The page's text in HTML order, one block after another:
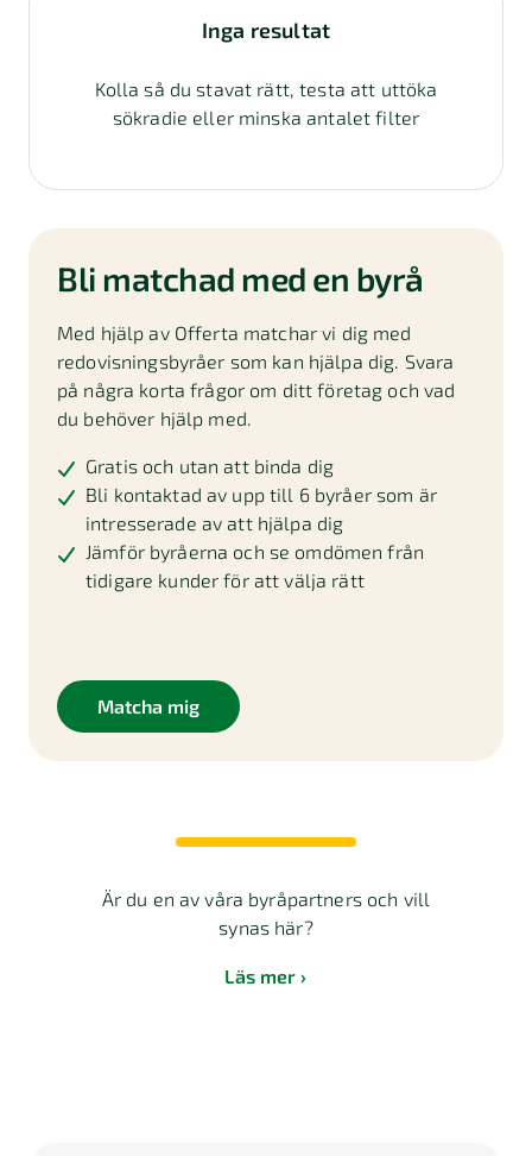
Inga resultat
Kolla så du stavat rätt, testa att uttöka
sökradie eller minska antalet filter
Bli matchad med en byrå
Med hjälp av Offerta matchar vi dig med
redovisningsbyråer som kan hjälpa dig. Svara
på några korta frågor om ditt företag och vad
du behöver hjälp med.
Gratis och utan att binda dig
Bli kontaktad av upp till 6 byråer som är
intresserade av att hjälpa dig
Jämför byråerna och se omdömen från
tidigare kunder för att välja rätt
Matcha mig
Är du en av våra byråpartners och vill
synas här?
Läs mer